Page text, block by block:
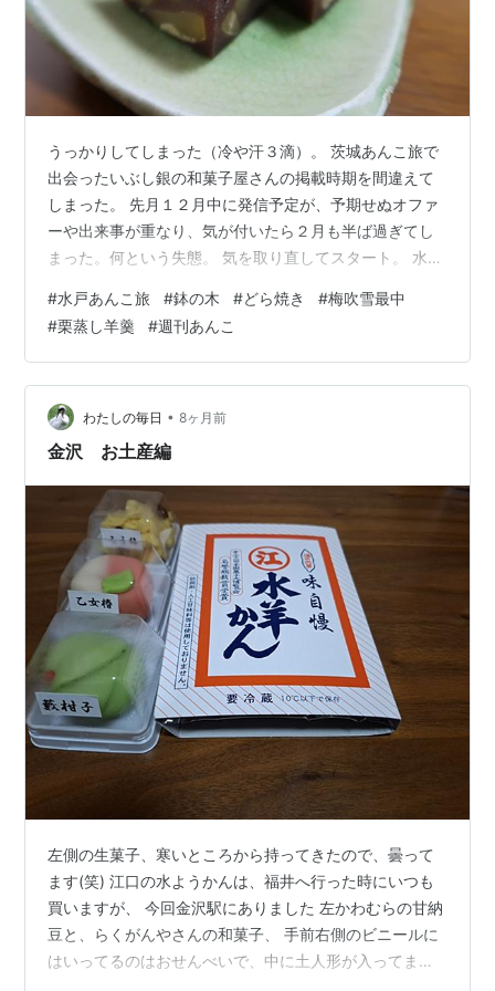
うっかりしてしまった（冷や汗３滴）。 茨城あんこ旅で
出会ったいぶし銀の和菓子屋さんの掲載時期を間違えて
しまった。 先月１２月中に発信予定が、予期せぬオファ
ーや出来事が重なり、気が付いたら２月も半ば過ぎてし
まった。何という失態。 気を取り直してスタート。 水戸
造りの店構え。渋い。 「釜人 鉢の木」の屋号がただ者で
はない雰囲気。 ★ゲットしたキラ星 純玉子種どら焼き２
３０円 最中「梅吹雪」２種類 こしあん ２２０円 くりあ
ん ２２０円 栗むし羊羹１１００円 ※季節限定品。すべて
税込み価格です。 【センターは？】 純玉子種どら焼き：
ひと味違うあんこと…
#水戸あんこ旅 #鉢の木 #どら焼き #梅吹雪最中
#栗蒸し羊羹 #週刊あんこ
わたしの毎日 • 8ヶ月前
金沢 お土産編
左側の生菓子、寒いところから持ってきたので、曇って
ます(笑) 江口の水ようかんは、福井へ行った時にいつも
買いますが、 今回金沢駅にありました 左かわむらの甘納
豆と、らくがんやさんの和菓子、 手前右側のビニールに
はいってるのはおせんべいで、中に土人形が入ってます